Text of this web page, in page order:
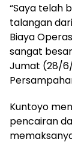
“Saya telah
talangan
Biaya
sangat
Jumat (28/
Kuntoyo
pencairan